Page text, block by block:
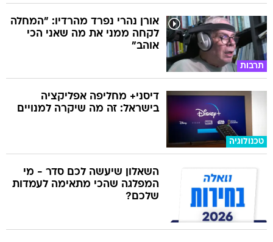
תרבות
אורן נהרי נפרד מהרדיו: "המחלה
לקחה ממני את מה שאני הכי
אוהב"
טכנולוגיה
דיסני+ מחליפה אפליקציה
בישראל: זה מה שיקרה למנויים
השאלון שיעשה לכם סדר - מי
המפלגה שהכי מתאימה לעמדות
שלכם?